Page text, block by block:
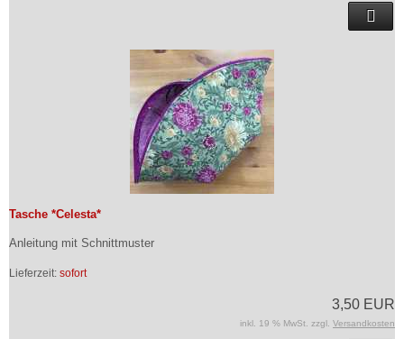
Tasche *Celesta*
Anleitung mit Schnittmuster
Lieferzeit: sofort
3,50 EUR
inkl. 19 % MwSt. zzgl. Versandkosten